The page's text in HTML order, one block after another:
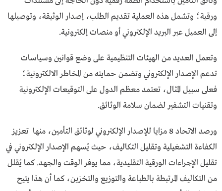
ورقية؛ وتشمل هذه العملية تقديم الطلب، إصدار الوثيقة، وتوصيلها
إلى العميل عبر البريد الإلكتروني أو منصات إلكترونية.
وتعمل العديد من الهيئات التنظيمية على وضع قوانين وسياسات
تدعم الإصدار الإلكتروني وتضمن حمايته من المخاطر الالكترونية؛
فعلى سبيل المثال، تعتمد معظم الدول على التوقيعات الإلكترونية
وتقنيات التشفير لضمان سلامة الوثائق.
ورصد الاتحاد 8 مزايا للإصدار الإلكتروني لوثائق التأمين، منها تعزيز
الكفاءة التشغيلية وتقليل التكاليف، حيث يُسهم الإصدار الإلكتروني في
تقليل الإجراءات الورقية التقليدية، مما يوفر الوقت والجهد. كما يُقلل
من التكاليف المرتبطة بالطباعة والتوزيع والتخزين، كما أن هذا يتيح